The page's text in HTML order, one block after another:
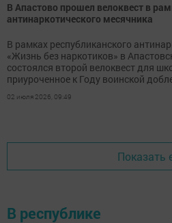
В Апастово прошел велоквест в
антинаркотического месячника
В рамках республиканского
«Жизнь без наркотиков» в
состоялся второй велоквест для
приуроченное к Году воинской
Апастовской средней школы.
02 июля 2026, 09:49
Показать
В республике